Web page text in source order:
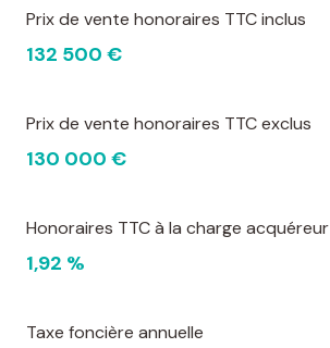
Prix de vente honoraires TTC inclus
132 500 €
Prix de vente honoraires TTC exclus
130 000 €
Honoraires TTC à la charge acquéreur
1,92 %
Taxe foncière annuelle